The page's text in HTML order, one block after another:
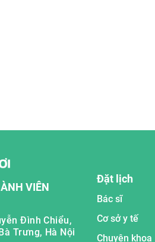
VIÊN
Đình Chiểu,
Trưng, Hà Nội
Đặt lịch
Bác sĩ
Cơ sở y tế
Chuyên khoa